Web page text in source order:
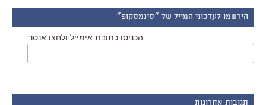
הירשמו לעדכוני המייל של ״סינמסקופ״
הכניסו כתובת אימייל ולחצו אנטר
תגובות אחרונות